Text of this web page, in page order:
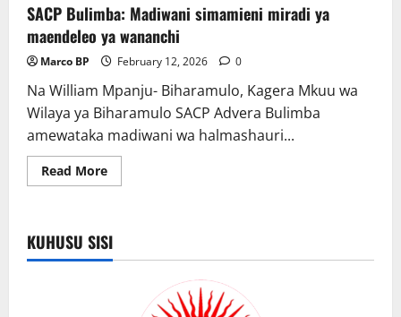
SACP Bulimba: Madiwani simamieni miradi ya
maendeleo ya wananchi
Marco BP February 12, 2026 0
Na William Mpanju- Biharamulo, Kagera Mkuu wa
Wilaya ya Biharamulo SACP Advera Bulimba
amewataka madiwani wa halmashauri...
Read MoreRead
more
Madiwani
simamieni
miradi
maendeleo
wananchi
KUHUSU SISI